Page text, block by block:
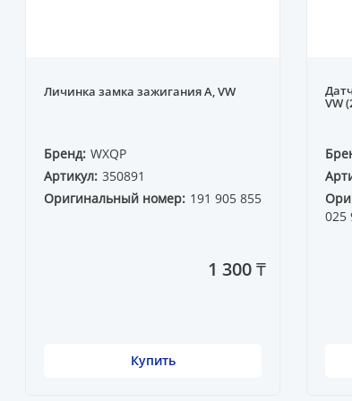
Личинка замка зажигания A, VW
Бренд: WXQP
Артикул: 350891
Оригинальный номер: 191 905 855
1 300 ₸
Купить
VW
025